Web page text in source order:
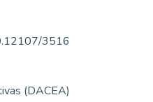
3516
(DACEA)